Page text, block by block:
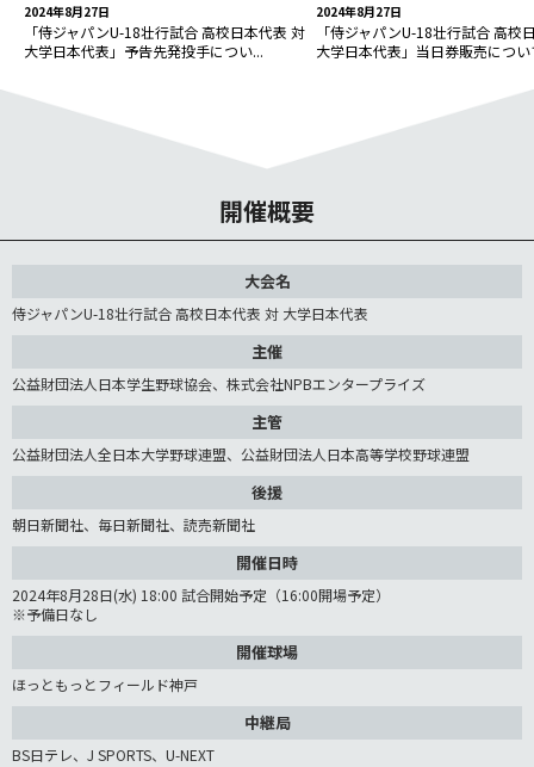
2024年8月27日
「侍ジャパンU-18壮行試合 高校日本代表 対
大学日本代表」予告先発投手につい...
2024年8月27日
「侍ジャパンU-18壮行試合 高校
大学日本代表」当日券販売につい
開催概要
大会名
侍ジャパンU-18壮行試合 高校日本代表 対 大学日本代表
主催
公益財団法人日本学生野球協会、株式会社NPBエンタープライズ
主管
公益財団法人全日本大学野球連盟、公益財団法人日本高等学校野球連盟
後援
朝日新聞社、毎日新聞社、読売新聞社
開催日時
2024年8月28日(水) 18:00 試合開始予定（16:00開場予定）
※予備日なし
開催球場
ほっともっとフィールド神戸
中継局
BS日テレ、J SPORTS、U-NEXT